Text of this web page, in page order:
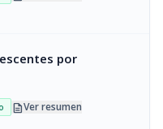
por
descriptionVer resumen